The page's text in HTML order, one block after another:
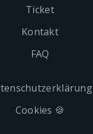
Ticket
Kontakt
FAQ
Cookies 🍪